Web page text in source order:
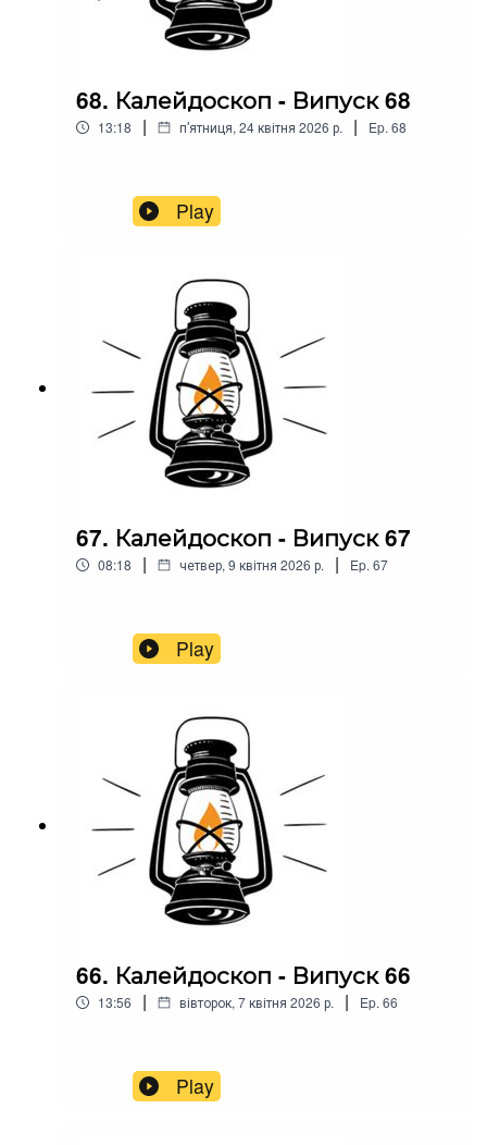
68. Калейдоскоп - Випуск 68
13:18 | пʼятниця, 24 квітня 2026 р. | Ep. 68
Play
67. Калейдоскоп - Випуск 67
08:18 | четвер, 9 квітня 2026 р. | Ep. 67
Play
66. Калейдоскоп - Випуск 66
13:56 | вівторок, 7 квітня 2026 р. | Ep. 66
Play